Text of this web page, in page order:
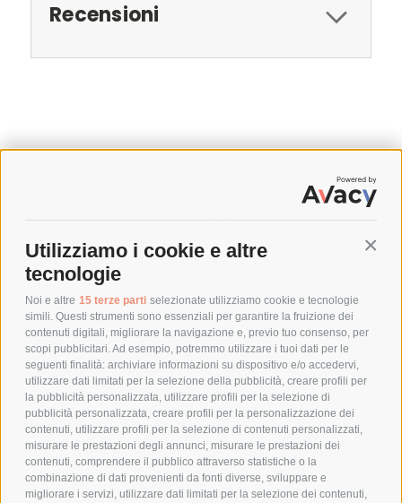
Utilizziamo i cookie e altre
tecnologie
Noi e altre 15 terze parti selezionate utilizziamo cookie e tecnologie
simili. Questi strumenti sono essenziali per garantire la fruizione dei
contenuti digitali, migliorare la navigazione e, previo tuo consenso, per
scopi pubblicitari. Ad esempio, potremmo utilizzare i tuoi dati per le
seguenti finalità: archiviare informazioni su dispositivo e/o accedervi,
utilizzare dati limitati per la selezione della pubblicità, creare profili per
la pubblicità personalizzata, utilizzare profili per la selezione di
pubblicità personalizzata, creare profili per la personalizzazione dei
contenuti, utilizzare profili per la selezione di contenuti personalizzati,
misurare le prestazioni degli annunci, misurare le prestazioni dei
contenuti, comprendere il pubblico attraverso statistiche o la
combinazione di dati provenienti da fonti diverse, sviluppare e
migliorare i servizi, utilizzare dati limitati per la selezione dei contenuti,
Recensioni
SPEDIZIONI
COSTI DI SPEDIZIONE
POLITICA DI RESO
POLICY
PRIVACY POLICY
COOKIE POLICY
PAGAMENTI SICURI